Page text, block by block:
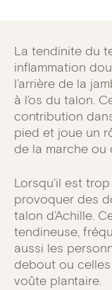
La tendinite du
inflammation
l’arrière de la
à l’os du talon.
contribution
pied et joue un
de la marche ou
Lorsqu’il est
provoquer des
talon d’Achille.
tendineuse,
aussi les
debout ou
voûte plantaire.